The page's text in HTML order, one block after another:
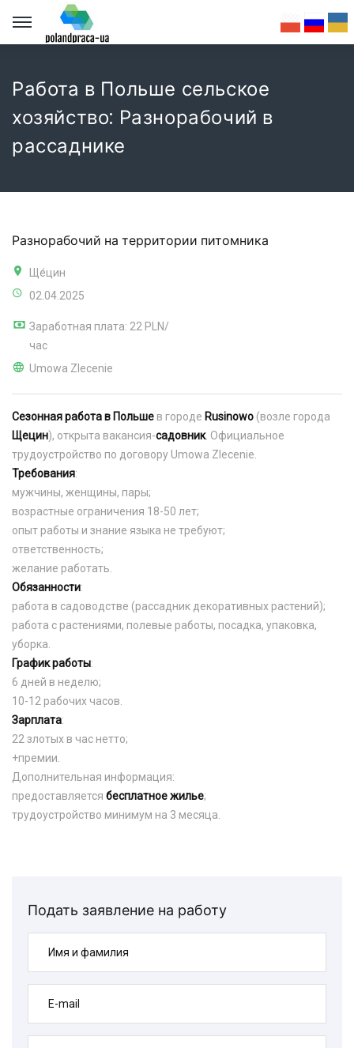
Работа в Польше сельское
хозяйство: Разнорабочий в
рассаднике
Разнорабочий на территории питомника
Ще́цин
02.04.2025
Заработная плата: 22 PLN/
час
Umowa Zlecenie
Сезонная работа в Польше в городе Rusinowo (возле города
Щецин), открыта вакансия-садовник. Официальное
трудоустройство по договору Umowa Zlecenie.
Требования:
мужчины, женщины, пары;
возрастные ограничения 18-50 лет;
опыт работы и знание языка не требуют;
ответственность;
желание работать.
Обязанности:
работа в садоводстве (рассадник декоративных растений);
работа с растениями, полевые работы, посадка, упаковка,
уборка.
График работы:
6 дней в неделю;
10-12 рабочих часов.
Зарплата:
22 злотых в час нетто;
+премии.
Дополнительная информация:
предоставляется бесплатное жилье;
трудоустройство минимум на 3 месяца.
Подать заявление на работу
Имя и фамилия
E-mail